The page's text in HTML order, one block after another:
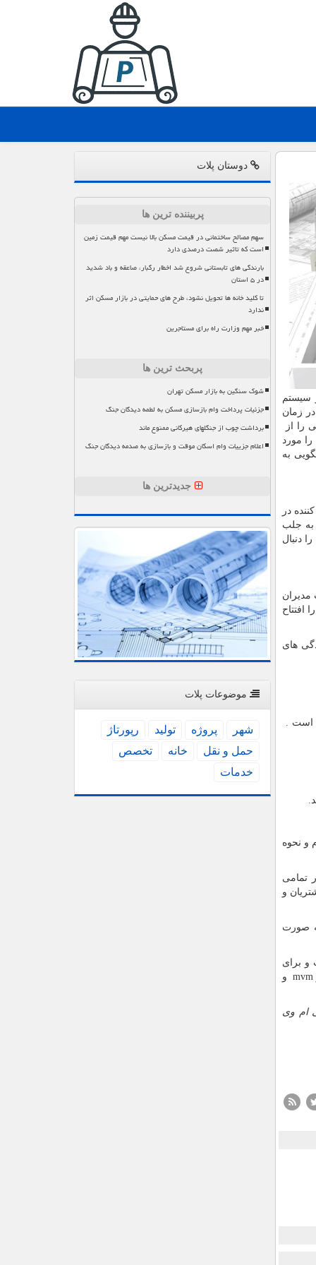
سیستم
زمان
را از
مورد
به
کننده در
به جلب
دنبال
دوم خود را افتتاح
نمایندگی های
است .
ام و نحوه
تمامی
و
به صورت
برای
mvm و
ام وی
دوستان پلات
پربیننده ترین ها
سهم مصالح ساختمانی در قیمت مسکن بالا نیست مهم قیمت زمین
است که تاثیر شصت درصدی دارد
بارندگی های تابستانی شروع شد اخطار رگبار، صاعقه و باد شدید
در ۵ استان
تا کلید خانه ها تحویل نشود، طرح های حمایتی در بازار مسکن اثر
ندارد
خبر مهم وزارت راه برای مستاجرین
پربحث ترین ها
شوک سنگین به بازار مسکن تهران
جزئیات پرداخت وام بازسازی مسکن به لطمه دیدگان جنگ
برداشت چوب از جنگلهای هیرکانی ممنوع ماند
اعلام جزییات وام اسکان موقت و بازسازی به صدمه دیدگان جنگ
جدیدترین ها
موضوعات پلات
شهر پروژه تولید
رپورتاژ
حمل و نقل
خانه
تخصص
خدمات